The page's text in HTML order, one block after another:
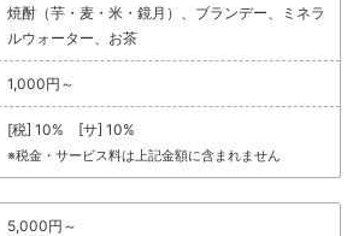
焼酎（芋・麦・米・鏡月）、ブランデー、ミネラ
ルウォーター、お茶
1,000円～
[税] 10% [サ] 10%
※税金・サービス料は上記金額に含まれません
5,000円～